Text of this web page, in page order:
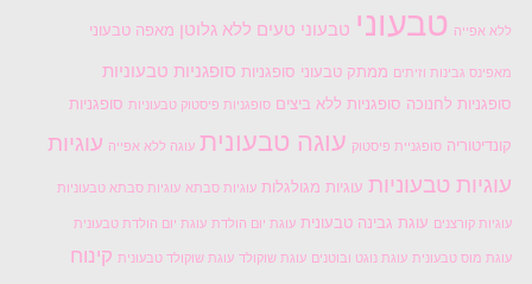
ללא אפייה טבעוני טבעוני טעים ללא גלוטן מאפה טבעוני
מאפינס גבינות וזיתים ממתק טבעוני סופגניות סופגניות טבעוניות
סופגניות לחנוכה סופגניות ללא ביצים סופגניות פיסטוק טבעוניות סופגניות
קונדיטוריה סופגניית פיסטוק עוגה טבעונית עוגה ללא אפייה עוגיות
עוגיות טבעוניות עוגיות מגולגלות עוגיות סבתא עוגיות סבתא טבעוניות
עוגיות קורצנים עוגת גבינה טבעונית עוגת יום הולדת עוגת יום הולדת טבעונית
עוגת מוס טבעונית עוגת נוגט ובוטנים עוגת שוקולד עוגת שוקולד טבעונית קינוח